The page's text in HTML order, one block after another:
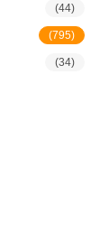
(44)
(795)
(34)